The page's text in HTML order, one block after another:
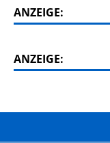
ANZEIGE:
ANZEIGE: